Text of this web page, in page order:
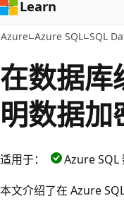
Learn
Azure Azure SQL SQL
在数据库
明数据加
适用于：
Azure SQL
本文介绍了在 Azure